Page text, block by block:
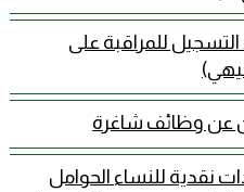
التسجيل للمراقبة على
نقدية للنساء الحوامل